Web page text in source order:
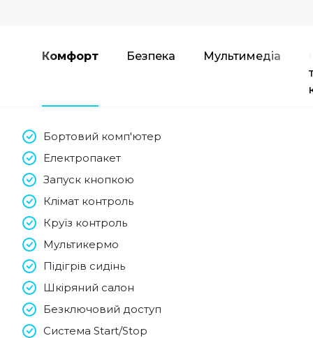
Комфорт Безпека Мультимедіа
Бортовий комп'ютер
Електропакет
Запуск кнопкою
Клімат контроль
Круїз контроль
Мультикермо
Підігрів сидінь
Шкіряний салон
Безключовий доступ
Система Start/Stop